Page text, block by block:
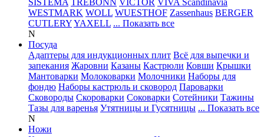
SISTEMA TREBONN VICTOR VIVA Scandinavia
WESTMARK WOLL WUESTHOF Zassenhaus BERGER
CUTLERYYAXELL ... Показать все
N
Посуда
Адаптеры для индукционных плит Всё для выпечки и
запекания Жаровни Казаны Кастрюли Ковши Крышки
Мантоварки Молоковарки Молочники Наборы для
фондю Наборы кастрюль и сковород Пароварки
Сковороды Скороварки Соковарки Сотейники Тажины
Тазы для варенья Утятницы и Гусятницы ... Показать все
N
Ножи